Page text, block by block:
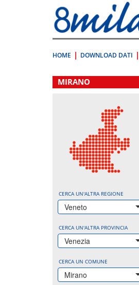
direttamente
a:
Contenuto
HOME DOWNLOAD DATI
.
MIRANO
CERCA UN'ALTRA REGIONE
Veneto
CERCA UN'ALTRA PROVINCIA
Venezia
CERCA UN COMUNE
Mirano